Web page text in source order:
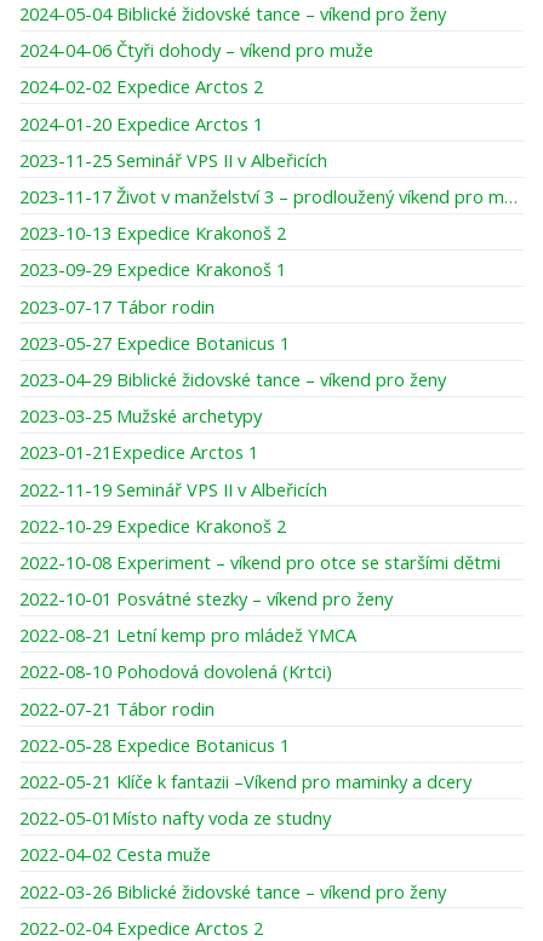
2024-05-04 Biblické židovské tance – víkend pro ženy
2024-04-06 Čtyři dohody – víkend pro muže
2024-02-02 Expedice Arctos 2
2024-01-20 Expedice Arctos 1
2023-11-25 Seminář VPS II v Albeřicích
2023-11-17 Život v manželství 3 – prodloužený víkend pro muže
2023-10-13 Expedice Krakonoš 2
2023-09-29 Expedice Krakonoš 1
2023-07-17 Tábor rodin
2023-05-27 Expedice Botanicus 1
2023-04-29 Biblické židovské tance – víkend pro ženy
2023-03-25 Mužské archetypy
2023-01-21Expedice Arctos 1
2022-11-19 Seminář VPS II v Albeřicích
2022-10-29 Expedice Krakonoš 2
2022-10-08 Experiment – víkend pro otce se staršími dětmi
2022-10-01 Posvátné stezky – víkend pro ženy
2022-08-21 Letní kemp pro mládež YMCA
2022-08-10 Pohodová dovolená (Krtci)
2022-07-21 Tábor rodin
2022-05-28 Expedice Botanicus 1
2022-05-21 Klíče k fantazii –Víkend pro maminky a dcery
2022-05-01Místo nafty voda ze studny
2022-04-02 Cesta muže
2022-03-26 Biblické židovské tance – víkend pro ženy
2022-02-04 Expedice Arctos 2